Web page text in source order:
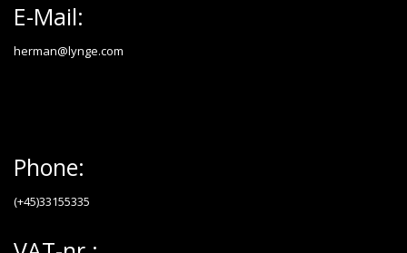
E-Mail:
herman@lynge.com
Phone:
(+45)33155335